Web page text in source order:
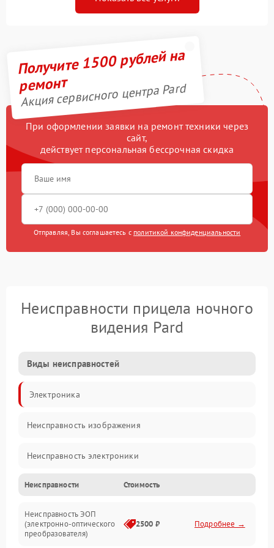
Получите 1500 рублей на
ремонт
Акция сервисного центра Pard
При оформлении заявки на ремонт техники через
сайт,
действует персональная бессрочная скидка
Отправляя, Вы соглашаетесь с политикой конфиденциальности
Неисправности прицела ночного
видения Pard
Виды неисправностей
Электроника
Неисправность изображения
Неисправность электроники
Механические повреждения
Неисправность управления
Неисправности Стоимость
Неисправность ЭОП
(электронно-оптического
преобразователя)
2500 ₽ Подробнее →